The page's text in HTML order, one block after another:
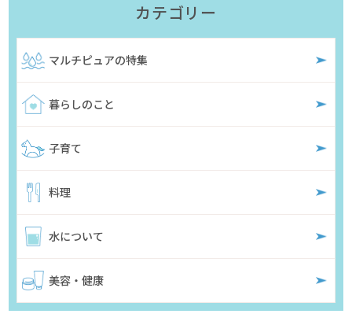
カテゴリー
マルチピュアの特集
暮らしのこと
子育て
料理
水について
美容・健康